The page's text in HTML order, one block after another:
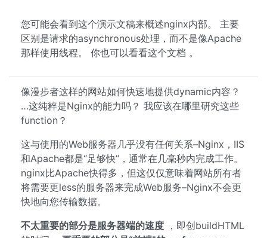
您可能会看到这个演示文稿来概述nginx内部。 主要
区别是请求的asynchronous处理，而不是像Apache
那样使用线程。 你也可以看看这个文档 。
像漫步者这样的网站如何快速地提供dynamic内容？
…这纯粹是Nginx的能力吗？ 我应该在哪里研究这些
function？
这与使用的Web服务器几乎没有任何关系–Nginx，IIS
和Apache都是“足够快”，通常在几毫秒内完成工作。
nginx比Apache快得多，但这仅仅意味着网站所有者
将需要更less的服务器来完成Web服务–Nginx不会更
快地向您传输数据。
不太重要的部分是服务器端的速度 ，即创buildHTML